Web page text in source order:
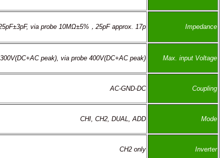
1MΩ±2%, 25pF±3pF, via probe 10MΩ±5%，25pF approx. 17p.
300V(DC+AC peak), via probe 400V(DC+AC peak)
AC-GND-DC
CHI, CH2, DUAL, ADD
CH2 only